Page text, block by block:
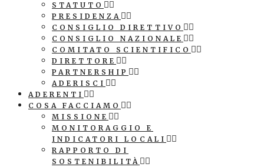
STATUTO
PRESIDENZA
CONSIGLIO DIRETTIVO
CONSIGLIO NAZIONALE
COMITATO SCIENTIFICO
DIRETTORE
PARTNERSHIP
ADERISCI
ADERENTI
COSA FACCIAMO
MISSIONE
MONITORAGGIO E
INDICATORI LOCALI
RAPPORTO DI
SOSTENIBILITÀ